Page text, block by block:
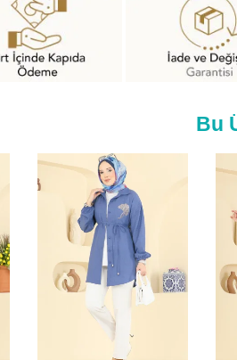
Bu